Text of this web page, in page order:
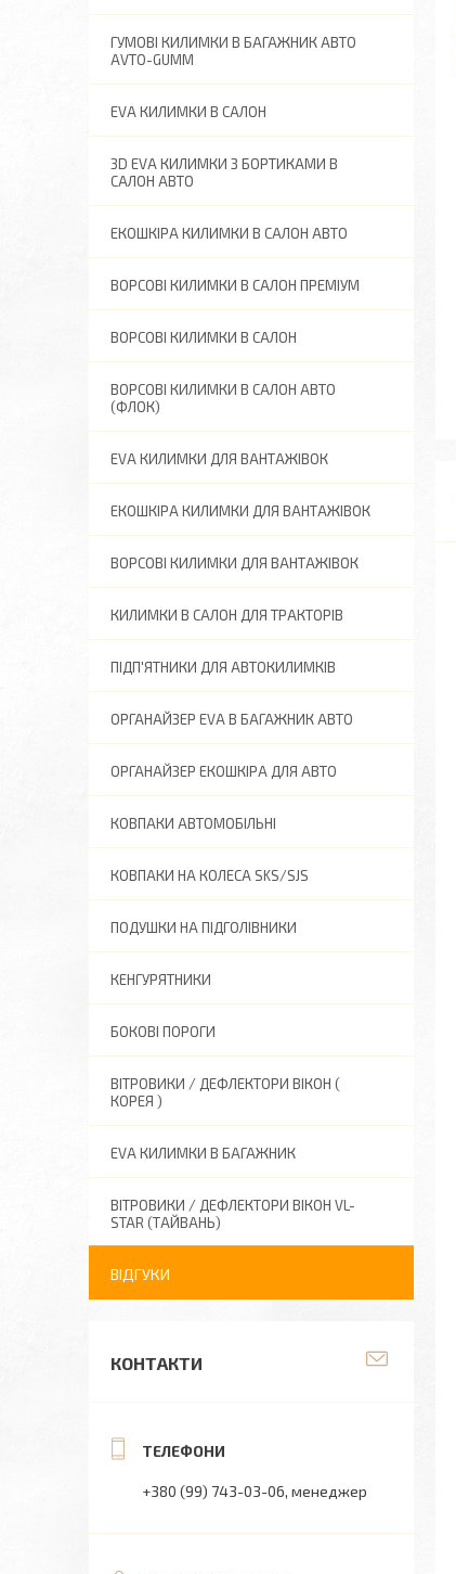
ГУМОВІ КИЛИМКИ В БАГАЖНИК АВТО
AVTO-GUMM
EVA КИЛИМКИ В САЛОН
3D EVA КИЛИМКИ З БОРТИКАМИ В
САЛОН АВТО
ЕКОШКІРА КИЛИМКИ В САЛОН АВТО
ВОРСОВІ КИЛИМКИ В САЛОН ПРЕМІУМ
ВОРСОВІ КИЛИМКИ В САЛОН
ВОРСОВІ КИЛИМКИ В САЛОН АВТО
(ФЛОК)
EVA КИЛИМКИ ДЛЯ ВАНТАЖІВОК
ЕКОШКІРА КИЛИМКИ ДЛЯ ВАНТАЖІВОК
ВОРСОВІ КИЛИМКИ ДЛЯ ВАНТАЖІВОК
КИЛИМКИ В САЛОН ДЛЯ ТРАКТОРІВ
ПІДП'ЯТНИКИ ДЛЯ АВТОКИЛИМКІВ
ОРГАНАЙЗЕР EVA В БАГАЖНИК АВТО
ОРГАНАЙЗЕР ЕКОШКІРА ДЛЯ АВТО
КОВПАКИ АВТОМОБІЛЬНІ
КОВПАКИ НА КОЛЕСА SKS/SJS
ПОДУШКИ НА ПІДГОЛІВНИКИ
КЕНГУРЯТНИКИ
БОКОВІ ПОРОГИ
ВІТРОВИКИ / ДЕФЛЕКТОРИ ВІКОН (
КОРЕЯ )
EVA КИЛИМКИ В БАГАЖНИК
ВІТРОВИКИ / ДЕФЛЕКТОРИ ВІКОН VL-
STAR (ТАЙВАНЬ)
ВІДГУКИ
КОНТАКТИ
+380 (99) 743-03-06 менеджер